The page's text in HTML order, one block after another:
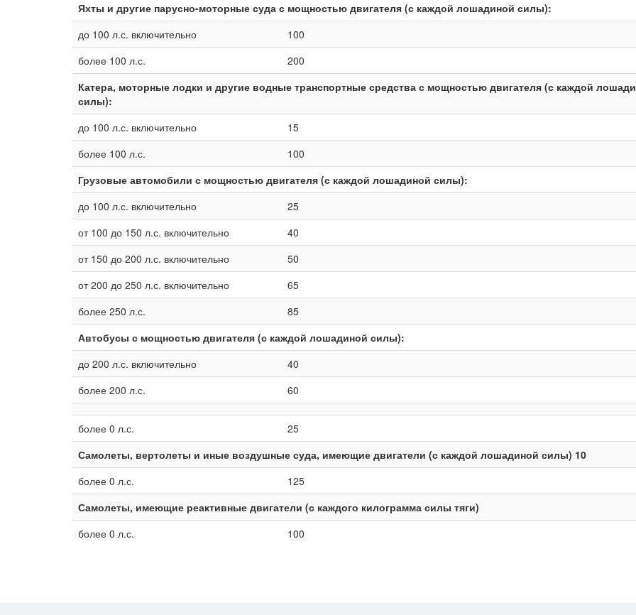
Яхты и другие парусно-моторные суда с мощностью двигателя (с каждой лошадиной силы):
до 100 л.с. включительно
100
более 100 л.с.
200
Катера, моторные лодки и другие водные транспортные средства с мощностью двигателя (с каждой
силы):
до 100 л.с. включительно
15
более 100 л.с.
100
Грузовые автомобили с мощностью двигателя (с каждой лошадиной силы):
до 100 л.с. включительно
25
от 100 до 150 л.с. включительно
40
от 150 до 200 л.с. включительно
50
от 200 до 250 л.с. включительно
65
более 250 л.с.
85
Автобусы с мощностью двигателя (с каждой лошадиной силы):
до 200 л.с. включительно
40
более 200 л.с.
60
более 0 л.с.
25
Самолеты, вертолеты и иные воздушные суда, имеющие двигатели (с каждой лошадиной силы) 10
более 0 л.с.
125
Самолеты, имеющие реактивные двигатели (с каждого килограмма силы тяги)
более 0 л.с.
100